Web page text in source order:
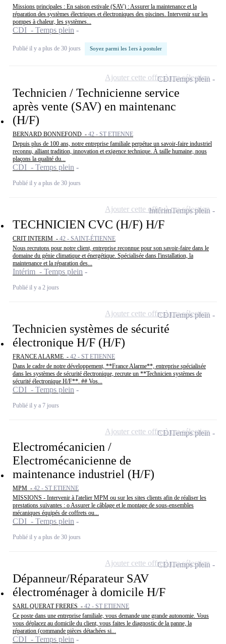
Missions principales : En saison estivale (SAV) : Assurer la maintenance et la
réparation des systèmes électriques et électroniques des piscines. Intervenir sur les
pompes à chaleur, les systèmes...
CDI - Temps plein
Publié il y a plus de 30 jours Soyez parmi les 1ers à postuler
Technicien / Technicienne service
après vente (SAV) en maintenanc
(H/F)
BERNARD BONNEFOND - 42 - ST ETIENNE
Depuis plus de 100 ans, notre entreprise familiale perpétue un savoir-faire industriel
reconnu, alliant tradition, innovation et exigence technique. À taille humaine, nous
plaçons la qualité du...
CDI - Temps plein
Publié il y a plus de 30 jours
CDITemps plein
Ajouter cette offre à ma sélection
TECHNICIEN CVC (H/F) H/F
CRIT INTERIM - 42 - SAINT-ÉTIENNE
Nous recrutons pour notre client, entreprise reconnue pour son savoir-faire dans le
domaine du génie climatique et énergétique. Spécialisée dans l'installation, la
maintenance et la réparation des...
Intérim - Temps plein
Publié il y a 2 jours
IntérimTemps plein
Ajouter cette offre à ma sélection
Technicien systèmes de sécurité
électronique H/F (H/F)
FRANCE ALARME - 42 - ST ETIENNE
Dans le cadre de notre développement, **France Alarme**, entreprise spécialisée
dans les systèmes de sécurité électronique, recrute un **Technicien systèmes de
sécurité électronique H/F**. ## Vos...
CDI - Temps plein
Publié il y a 7 jours
CDITemps plein
Ajouter cette offre à ma sélection
Electromécanicien /
Electromécanicienne de
maintenance industriel (H/F)
MPM - 42 - ST ETIENNE
MISSIONS - Intervenir à l'atelier MPM ou sur les sites clients afin de réaliser les
prestations suivantes : o Assurer le câblage et le montage de sous-ensembles
mécaniques équipés de coffrets ou...
CDI - Temps plein
Publié il y a plus de 30 jours
CDITemps plein
Ajouter cette offre à ma sélection
Dépanneur/Réparateur SAV
électroménager à domicile H/F
SARL QUERAT FRERES - 42 - ST ETIENNE
Ce poste dans une entreprise familiale, vous demande une grande autonomie. Vous
vous déplacez au domicile du client, vous faites le diagnostic de la panne, la
réparation (commande pièces détachées si...
CDI - Temps plein
CDITemps plein
Ajouter cette offre à ma sélection